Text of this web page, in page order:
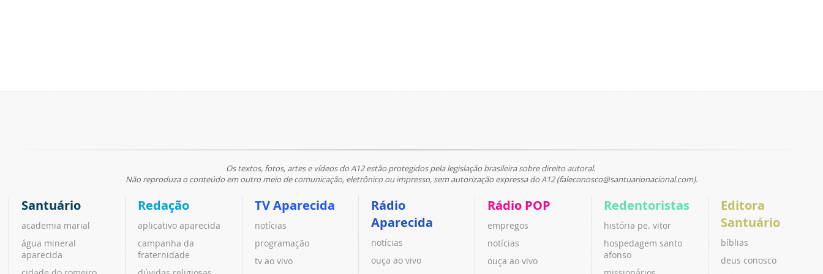
Os textos, fotos, artes e vídeos do A12 estão protegidos pela legislação brasileira sobre direito autoral.
Não reproduza o conteúdo em outro meio de comunicação, eletrônico ou impresso, sem autorização expressa do A12 (faleconosco@santuarionacional.com).
Santuário
academia marial
água mineral
aparecida
Redação
aplicativo aparecida
campanha da
fraternidade
TV Aparecida
notícias
programação
tv ao vivo
Rádio
Aparecida
notícias
ouça ao vivo
Rádio POP
empregos
notícias
ouça ao vivo
Redentoristas
história pe. vitor
hospedagem santo
afonso
Editora
Santuário
bíblias
deus conosco